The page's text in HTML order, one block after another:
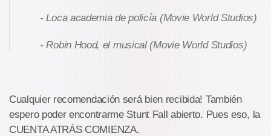
- Loca academia de policía (Movie World Studios)
- Robin Hood, el musical (Movie World Studios)
Cualquier recomendación será bien recibida! También
espero poder encontrarme Stunt Fall abierto. Pues eso, la
CUENTA ATRÁS COMIENZA.